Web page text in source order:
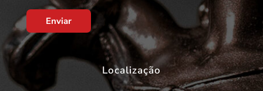
Enviar
Localização